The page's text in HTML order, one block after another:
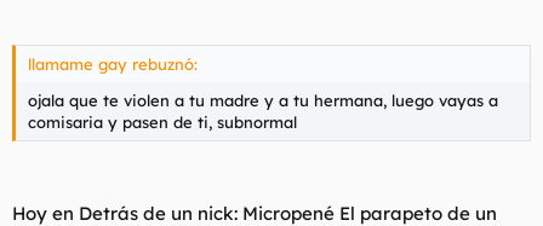
llamame gay rebuznó:
ojala que te violen a tu madre y a tu hermana, luego vayas a
comisaria y pasen de ti, subnormal
Hoy en Detrás de un nick: Micropené El parapeto de un